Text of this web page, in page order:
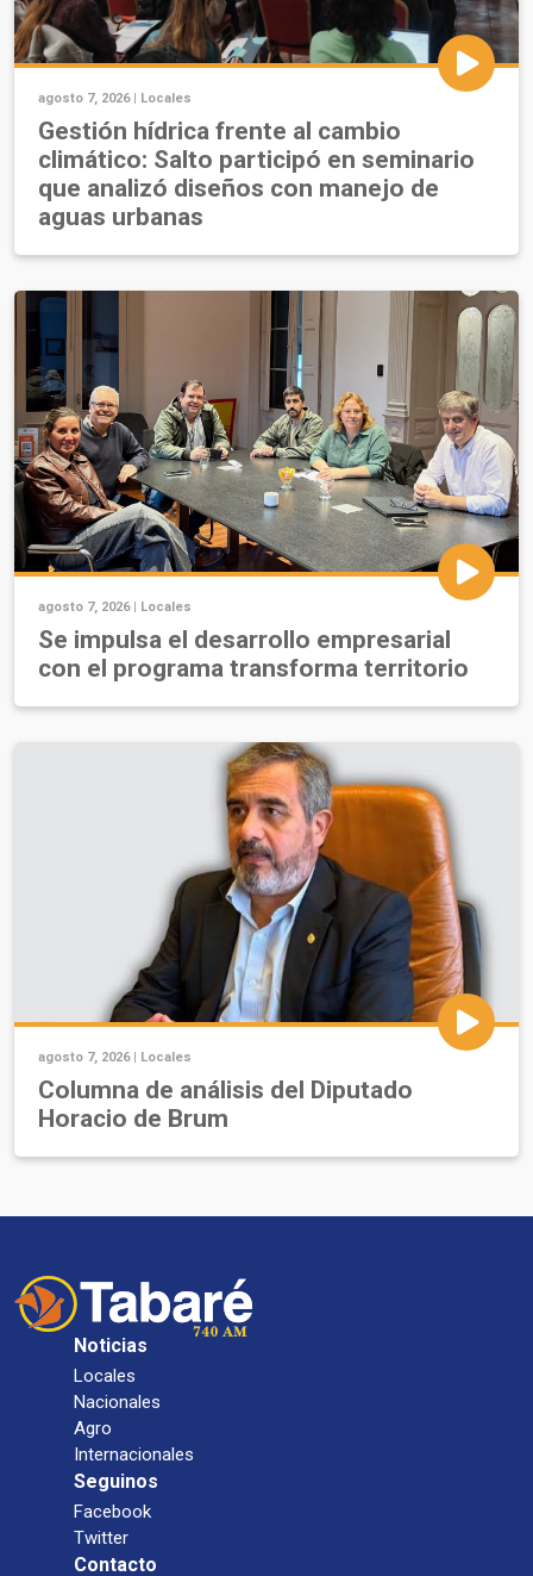
agosto 7, 2026 | Locales
Gestión hídrica frente al cambio
climático: Salto participó en seminario
que analizó diseños con manejo de
aguas urbanas
agosto 7, 2026 | Locales
Se impulsa el desarrollo empresarial
con el programa transforma territorio
agosto 7, 2026 | Locales
Columna de análisis del Diputado
Horacio de Brum
Noticias
Locales
Nacionales
Agro
Internacionales
Seguinos
Facebook
Twitter
Contacto